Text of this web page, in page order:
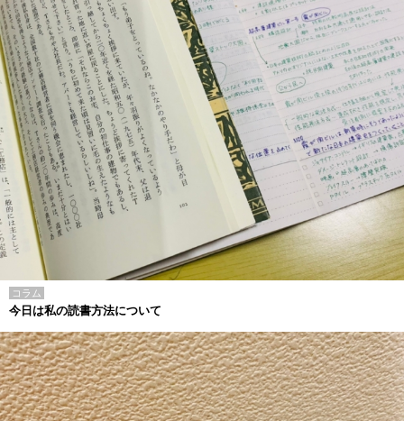
コラム
今日は私の読書方法について